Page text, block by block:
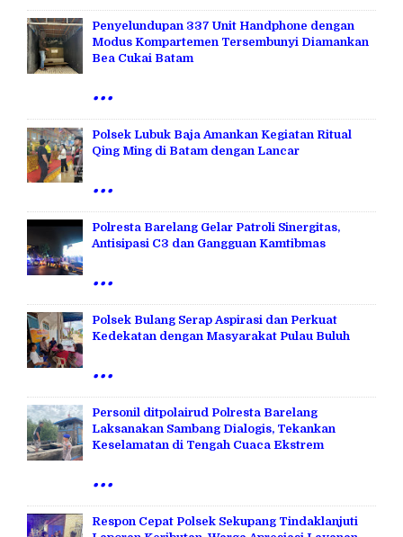
Penyelundupan 337 Unit Handphone dengan
Modus Kompartemen Tersembunyi Diamankan
Bea Cukai Batam
...
Polsek Lubuk Baja Amankan Kegiatan Ritual
Qing Ming di Batam dengan Lancar
...
Polresta Barelang Gelar Patroli Sinergitas,
Antisipasi C3 dan Gangguan Kamtibmas
...
Polsek Bulang Serap Aspirasi dan Perkuat
Kedekatan dengan Masyarakat Pulau Buluh
...
Personil ditpolairud Polresta Barelang
Laksanakan Sambang Dialogis, Tekankan
Keselamatan di Tengah Cuaca Ekstrem
...
Respon Cepat Polsek Sekupang Tindaklanjuti